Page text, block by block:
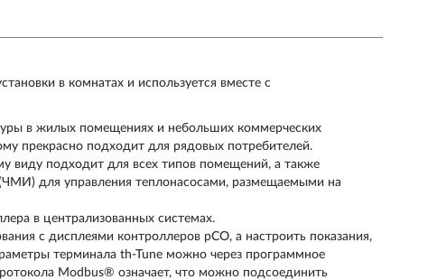
в комнатах и используется вместе с
в жилых помещениях и небольших коммерческих
прекрасно подходит для рядовых потребителей.
виду подходит для всех типов помещений, а также
для управления теплонасосами, размещаемыми на
в централизованных системах.
с дисплеями контроллеров pCO, а настроить показания,
терминала th-Tune можно через программное
Modbus® означает, что можно подсоединить